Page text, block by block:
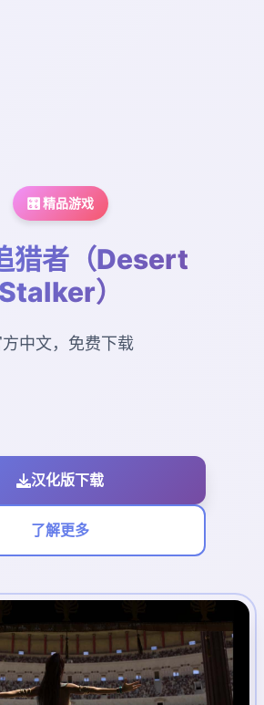
🎛️ 精品游戏
猎者（Desert
Stalker）
方中文，免费下载
汉化版下载
了解更多